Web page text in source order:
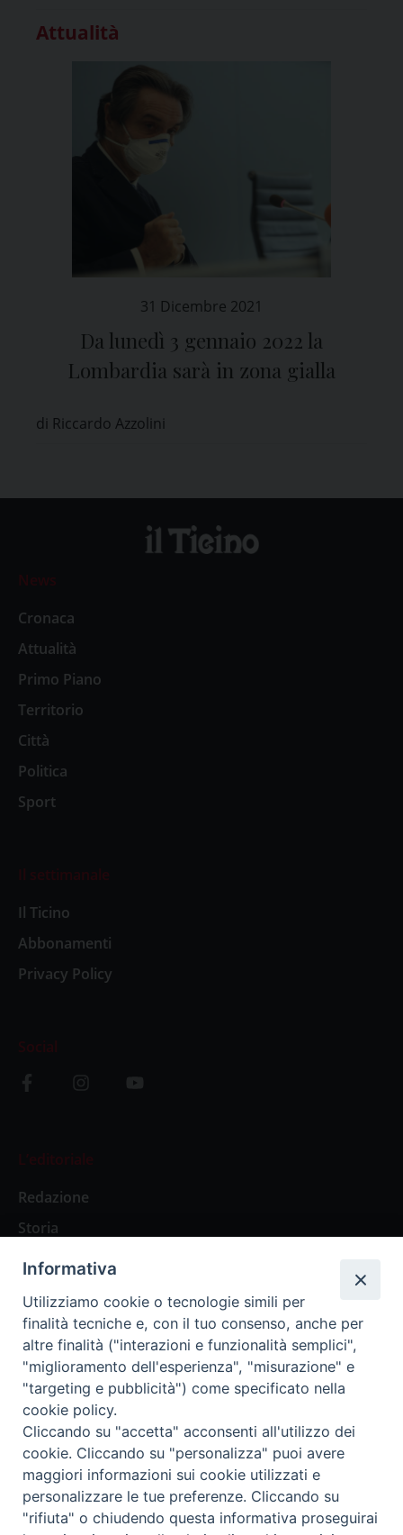
Attualità
31 Dicembre 2021
Da lunedì 3 gennaio 2022 la
Lombardia sarà in zona gialla
di Riccardo Azzolini
News
Cronaca
Attualità
Primo Piano
Territorio
Città
Politica
Sport
Il settimanale
Il Ticino
Abbonamenti
Privacy Policy
Social
L’editoriale
Redazione
Storia
Abbonamenti
Abbonamento Annuale Digitale
Abbonamento Annuale Cartaceo
Abbonamento Singola Copia Digitale
Redazione: Pavia, Piazza Duomo 11 - tel. 0382.24736 -
amministrazione@ilticino.it - repossi@ilticino.it - P.
Informativa
Utilizziamo cookie o tecnologie simili per
finalità tecniche e, con il tuo consenso, anche per
altre finalità ("interazioni e funzionalità semplici",
"miglioramento dell'esperienza", "misurazione" e
"targeting e pubblicità") come specificato nella
cookie policy.
Cliccando su "accetta" acconsenti all'utilizzo dei
cookie. Cliccando su "personalizza" puoi avere
maggiori informazioni sui cookie utilizzati e
personalizzare le tue preferenze. Cliccando su
"rifiuta" o chiudendo questa informativa proseguirai